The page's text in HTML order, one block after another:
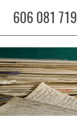
606 081 719